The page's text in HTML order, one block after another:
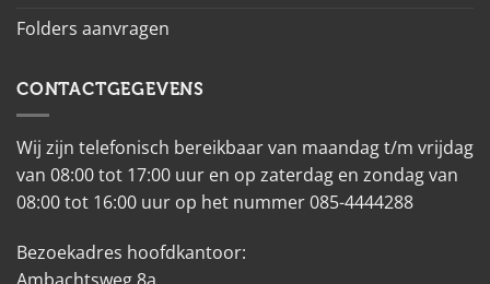
Folders aanvragen
CONTACTGEGEVENS
Wij zijn telefonisch bereikbaar van maandag t/m vrijdag
van 08:00 tot 17:00 uur en op zaterdag en zondag van
08:00 tot 16:00 uur op het nummer 085-4444288
Bezoekadres hoofdkantoor: